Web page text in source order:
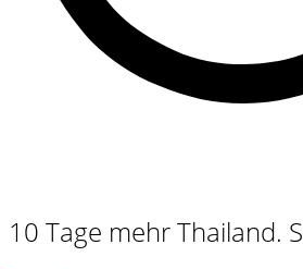
10 Tage mehr Thailand.